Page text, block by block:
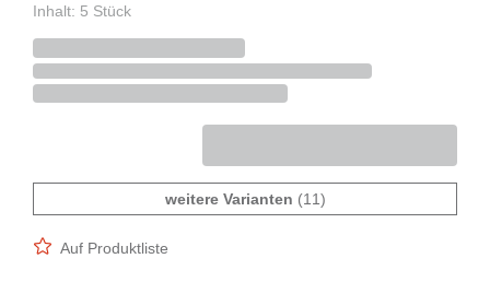
Inhalt: 5 Stück
weitere Varianten (11)
Auf Produktliste